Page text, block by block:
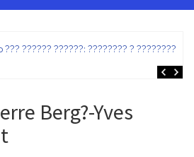
?????? ??????: ???????? ? ???????? ?
Berg?-Yves